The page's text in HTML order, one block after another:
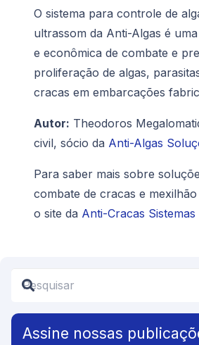
O sistema para controle de
ultrassom da Anti-Algas é
e econômica de combate e
proliferação de algas,
cracas em embarcações
Autor: Theodoros
civil, sócio da Anti-Algas
Para saber mais sobre
combate de cracas e
o site da Anti-Cracas
Assine nossas